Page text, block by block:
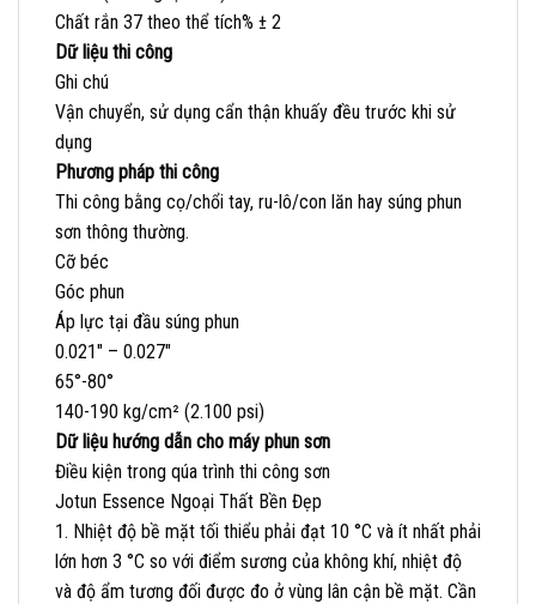
Chất rắn 37 theo thể tích% ± 2
Dữ liệu thi công
Ghi chú
Vận chuyển, sử dụng cẩn thận khuấy đều trước khi sử
dụng
Phương pháp thi công
Thi công bằng cọ/chổi tay, ru-lô/con lăn hay súng phun
sơn thông thường.
Cỡ béc
Góc phun
Áp lực tại đầu súng phun
0.021″ – 0.027″
65°-80°
140-190 kg/cm² (2.100 psi)
Dữ liệu hướng dẫn cho máy phun sơn
Điều kiện trong qúa trình thi công sơn
Jotun Essence Ngoại Thất Bền Đẹp
1. Nhiệt độ bề mặt tối thiểu phải đạt 10 °C và ít nhất phải
lớn hơn 3 °C so với điểm sương của không khí, nhiệt độ
và độ ẩm tương đối được đo ở vùng lân cận bề mặt. Cần